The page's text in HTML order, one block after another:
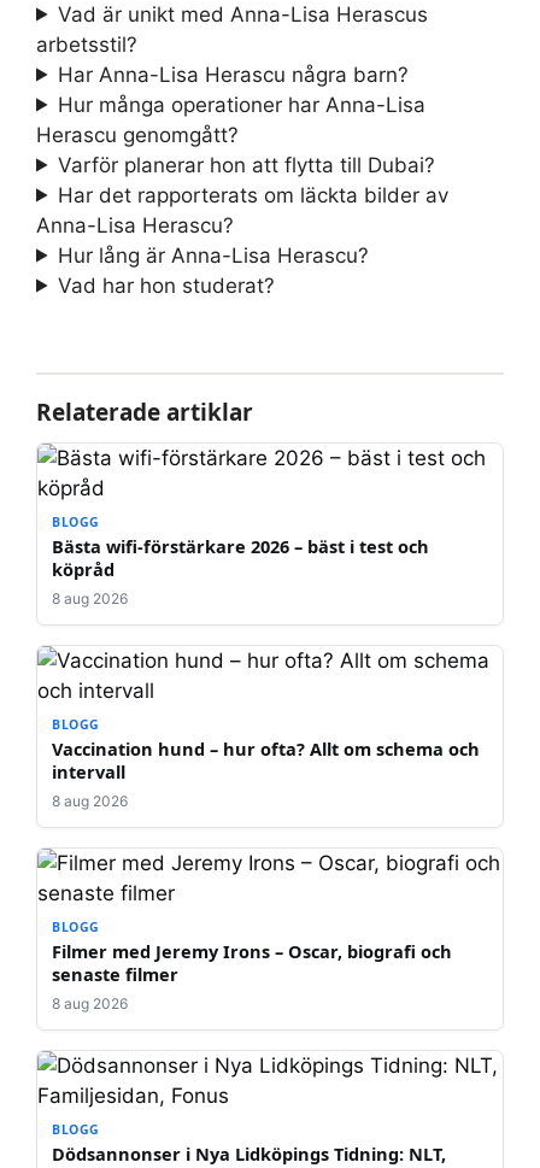
Vad är unikt med Anna-Lisa Herascus
arbetsstil?
Har Anna-Lisa Herascu några barn?
Hur många operationer har Anna-Lisa
Herascu genomgått?
Varför planerar hon att flytta till Dubai?
Har det rapporterats om läckta bilder av
Anna-Lisa Herascu?
Hur lång är Anna-Lisa Herascu?
Vad har hon studerat?
Relaterade artiklar
BLOGG
Bästa wifi-förstärkare 2026 – bäst i test och
köpråd
8 aug 2026
BLOGG
Vaccination hund – hur ofta? Allt om schema och
intervall
8 aug 2026
BLOGG
Filmer med Jeremy Irons – Oscar, biografi och
senaste filmer
8 aug 2026
BLOGG
Dödsannonser i Nya Lidköpings Tidning: NLT,